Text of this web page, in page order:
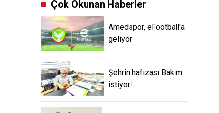
Çok Okunan Haberler
Amedspor, eFootball'a
geliyor
Şehrin hafızası Bakım
istiyor!